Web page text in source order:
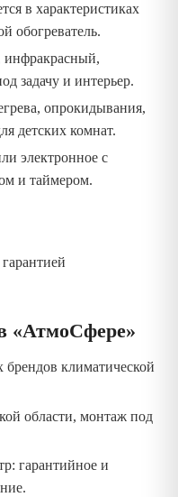
в характеристиках
обогреватель.
задачу и интерьер.
опрокидывания,
детских комнат.
электронное с
и таймером.
«АтмоСфере»
климатической
области, монтаж под
гарантийное и